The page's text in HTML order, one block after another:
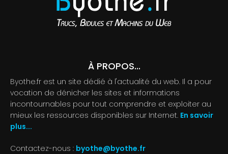
À PROPOS...
Byothe.fr est un site dédié à l'actualité du web. Il a pour
vocation de dénicher les sites et informations
incontournables pour tout comprendre et exploiter au
mieux les ressources disponibles sur Internet. En savoir
plus...
Contactez-nous : byothe@byothe.fr